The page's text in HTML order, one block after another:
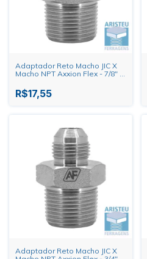
Adaptador Reto Macho JIC X
Macho NPT Axxion Flex - 7/8" X
R$17,55
Adaptador Reto Macho JIC X